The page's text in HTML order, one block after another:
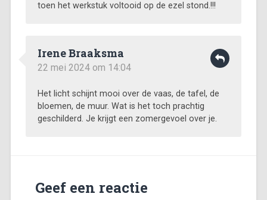
toen het werkstuk voltooid op de ezel stond.!!!
Irene Braaksma
22 mei 2024 om 14:04
Het licht schijnt mooi over de vaas, de tafel, de
bloemen, de muur. Wat is het toch prachtig
geschilderd. Je krijgt een zomergevoel over je.
Geef een reactie